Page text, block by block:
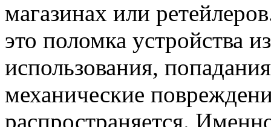
магазинах или
это поломка устройства
использования,
механические
распространяется.